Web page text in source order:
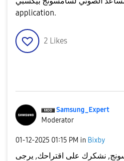
application.
2 Likes
Samsung_Expert
Moderator
‎01-12-2025 01:15 PM in Bixby
نشكرك على اقتراحك, يرجى